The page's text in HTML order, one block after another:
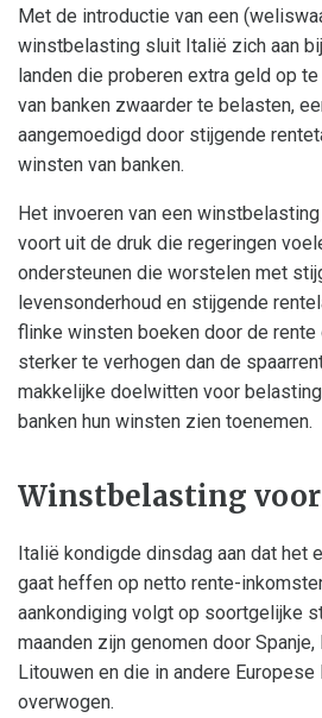
Met de introductie van een
winstbelasting sluit Italië zich aan
landen die proberen extra geld op
van banken zwaarder te belasten,
aangemoedigd door stijgende
winsten van banken.
Het invoeren van een
voort uit de druk die regeringen
ondersteunen die worstelen met
levensonderhoud en stijgende
flinke winsten boeken door de
sterker te verhogen dan de
makkelijke doelwitten voor
banken hun winsten zien toenemen.
Winstbelasting
Italië kondigde dinsdag aan dat het
gaat heffen op netto rente-
aankondiging volgt op soortgelijke
maanden zijn genomen door
Litouwen en die in andere Europese
overwogen.